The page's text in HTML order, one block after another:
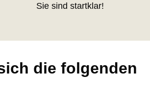
Sie sind startklar!
die folgenden